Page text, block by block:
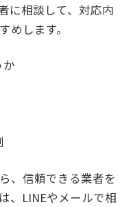
に相談して、対応内
めします。
、信頼できる業者を
、LINEやメールで相